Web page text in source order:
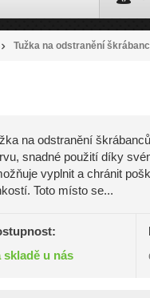
Tužka na odstranění
na odstranění
snadné použití díky
vyplnit a chránit
Toto místo se...
skladě u nás